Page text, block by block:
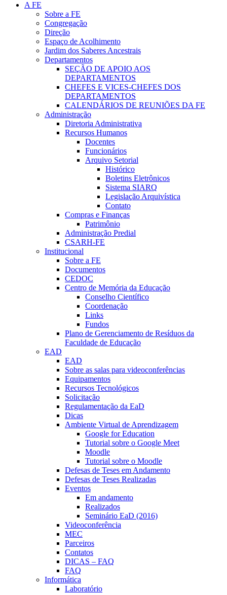
A FE
Sobre a FE
Congregação
Direção
Espaço de Acolhimento
Jardim dos Saberes Ancestrais
Departamentos
SEÇÃO DE APOIO AOS
DEPARTAMENTOS
CHEFES E VICES-CHEFES DOS
DEPARTAMENTOS
CALENDÁRIOS DE REUNIÕES DA FE
Administração
Diretoria Administrativa
Recursos Humanos
Docentes
Funcionários
Arquivo Setorial
Histórico
Boletins Eletrônicos
Sistema SIARQ
Legislação Arquivística
Contato
Compras e Finanças
Patrimônio
Administração Predial
CSARH-FE
Institucional
Sobre a FE
Documentos
CEDOC
Centro de Memória da Educação
Conselho Científico
Coordenação
Links
Fundos
Plano de Gerenciamento de Resíduos da
Faculdade de Educação
EAD
EAD
Sobre as salas para videoconferências
Equipamentos
Recursos Tecnológicos
Solicitação
Regulamentação da EaD
Dicas
Ambiente Virtual de Aprendizagem
Google for Education
Tutorial sobre o Google Meet
Moodle
Tutorial sobre o Moodle
Defesas de Teses em Andamento
Defesas de Teses Realizadas
Eventos
Em andamento
Realizados
Seminário EaD (2016)
Videoconferência
MEC
Parceiros
Contatos
DICAS – FAQ
FAQ
Informática
Laboratório